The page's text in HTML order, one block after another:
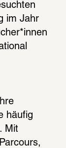
im Jahr
häufig
Mit